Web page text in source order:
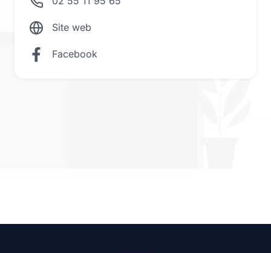
Site web
Facebook